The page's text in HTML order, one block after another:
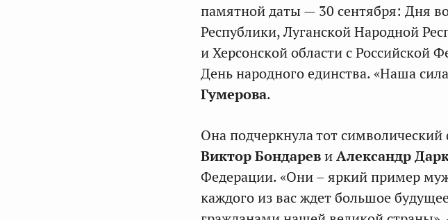
памятной даты — 30 сентября: Дня
Республики, Луганской Народной
и Херсонской области с Российской
День народного единства. «Наша
Гумерова.
Она подчеркнула тот
Виктор БондаревиАлександр
Федерации. «Они – яркий пример
каждого из вас ждет большое